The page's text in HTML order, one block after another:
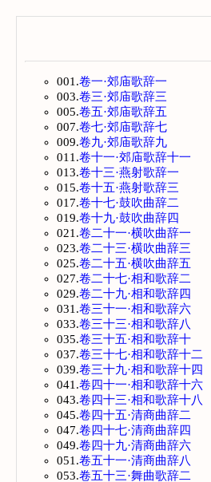
001.卷一·郊庙歌辞一
003.卷三·郊庙歌辞三
005.卷五·郊庙歌辞五
007.卷七·郊庙歌辞七
009.卷九·郊庙歌辞九
011.卷十一·郊庙歌辞十一
013.卷十三·燕射歌辞一
015.卷十五·燕射歌辞三
017.卷十七·鼓吹曲辞二
019.卷十九·鼓吹曲辞四
021.卷二十一·横吹曲辞一
023.卷二十三·横吹曲辞三
025.卷二十五·横吹曲辞五
027.卷二十七·相和歌辞二
029.卷二十九·相和歌辞四
031.卷三十一·相和歌辞六
033.卷三十三·相和歌辞八
035.卷三十五·相和歌辞十
037.卷三十七·相和歌辞十二
039.卷三十九·相和歌辞十四
041.卷四十一·相和歌辞十六
043.卷四十三·相和歌辞十八
045.卷四十五·清商曲辞二
047.卷四十七·清商曲辞四
049.卷四十九·清商曲辞六
051.卷五十一·清商曲辞八
053.卷五十三·舞曲歌辞二